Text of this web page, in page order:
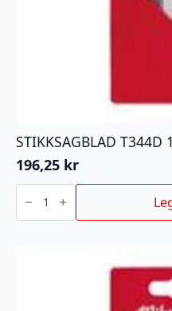
STIKKSAGBLAD T344D
196,25 kr
STIKKSAGBLAD
T344D
105/4MM
5P